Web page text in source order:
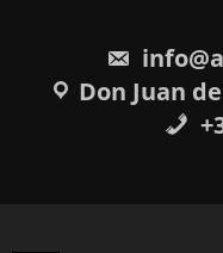
Don Juan